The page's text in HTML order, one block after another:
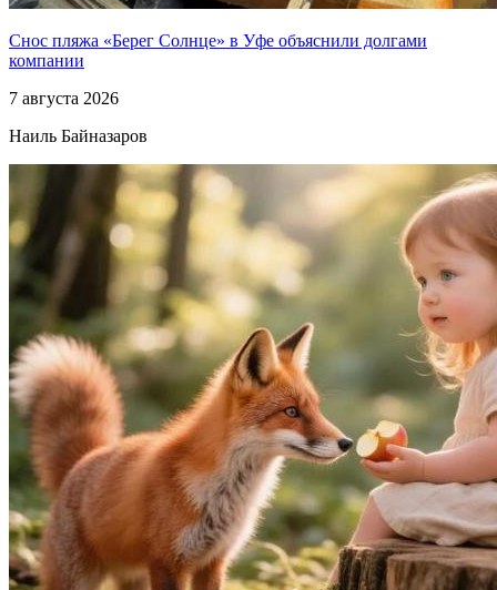
Снос пляжа «Берег Солнце» в Уфе объяснили долгами
компании
7 августа 2026
Наиль Байназаров